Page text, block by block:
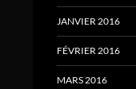
JANVIER 2016
FÉVRIER 2016
MARS 2016